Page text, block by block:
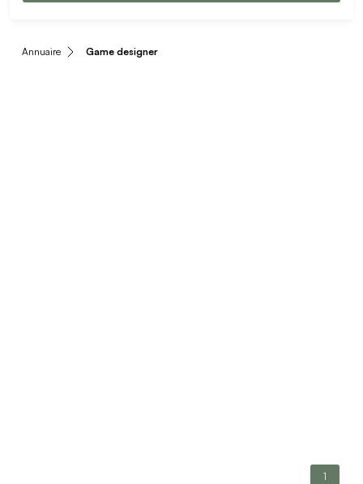
Annuaire Game designer
1